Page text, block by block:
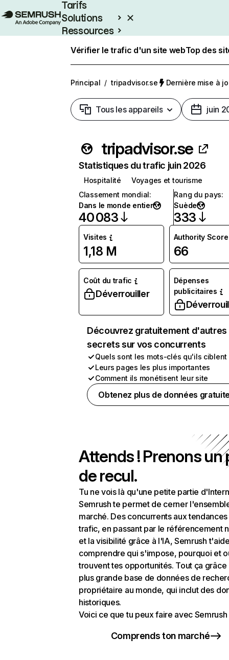
Tarifs
Solutions
Ressources
Vérifier le trafic d'un site webTop des
Principal / tripadvisor.se Dernière mise à
Tous les appareils juin
tripadvisor.se
Statistiques du trafic juin 2026
Hospitalité
Voyages et tourisme
Classement mondial:
Dans le monde entier
40 083
Rang du pays:
Suède
333
Visites
1,18 M
Authority Score
66
Coût du trafic
Déverrouiller
Dépenses
publicitaires
Découvrez gratuitement d'autres
secrets sur vos concurrents
Quels sont les mots-clés qu'ils ciblent
Leurs pages les plus importantes
Comment ils monétisent leur site
Obtenez plus de données
Attends ! Prenons un
de recul.
Tu ne vois là qu'une petite partie
Semrush te permet de cerner
marché. Des concurrents aux
trafic, en passant par le référencement
et la visibilité grâce à l'IA, Semrush
comprendre qui s'impose, pourquoi et
trouvent tes opportunités. Tout ça grâce
plus grande base de données de
propriétaire au monde, qui inclut des
historiques.
Voici ce que tu peux faire avec Semrush
Comprends ton marché